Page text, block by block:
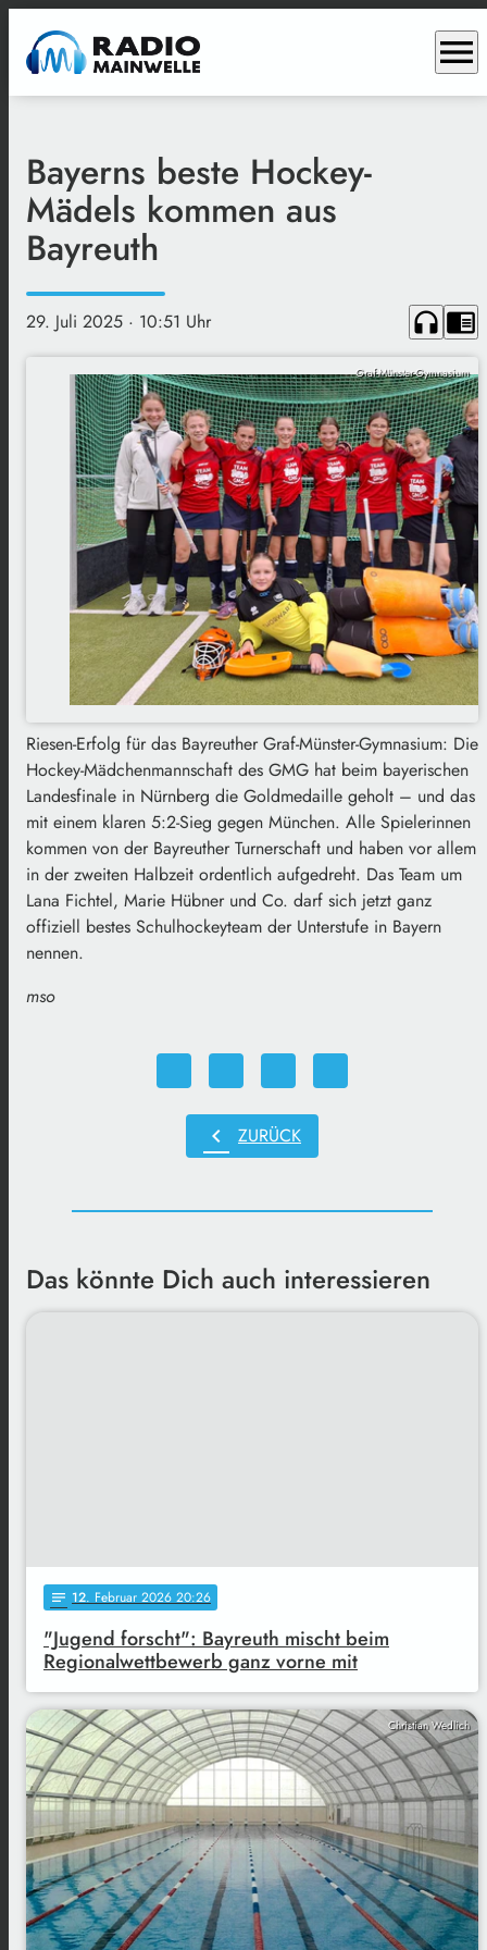
menu
Bayerns beste Hockey-
Mädels kommen aus
Bayreuth
29. Juli 2025 · 10:51 Uhr headphones chrome_reader_mode
Graf-Münster-Gymnasium
Riesen-Erfolg für das Bayreuther Graf-Münster-Gymnasium: Die
Hockey-Mädchenmannschaft des GMG hat beim bayerischen
Landesfinale in Nürnberg die Goldmedaille geholt – und das
mit einem klaren 5:2-Sieg gegen München. Alle Spielerinnen
kommen von der Bayreuther Turnerschaft und haben vor allem
in der zweiten Halbzeit ordentlich aufgedreht. Das Team um
Lana Fichtel, Marie Hübner und Co. darf sich jetzt ganz
offiziell bestes Schulhockeyteam der Unterstufe in Bayern
nennen.
mso
chevron_left ZURÜCK
Das könnte Dich auch interessieren
notes 12. Februar 2026 20:26
"Jugend forscht": Bayreuth mischt beim
Regionalwettbewerb ganz vorne mit
Christian Wedlich